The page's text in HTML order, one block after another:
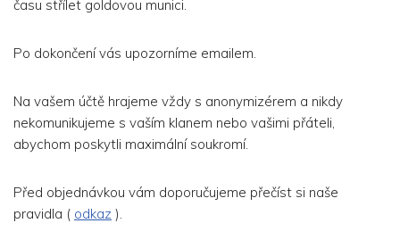
času střílet goldovou munici.
Po dokončení vás upozorníme emailem.
Na vašem účtě hrajeme vždy s anonymizérem a nikdy
nekomunikujeme s vaším klanem nebo vašimi přáteli,
abychom poskytli maximální soukromí.
Před objednávkou vám doporučujeme přečíst si naše
pravidla ( odkaz ).